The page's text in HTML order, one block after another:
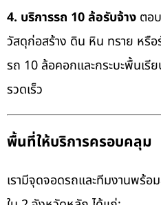
4. บริการรถ 10 ล้อรับจ้าง ตอ
วัสดุก่อสร้าง ดิน หิน ทราย หรือ
รถ 10 ล้อคอกและกระบะพื้นเ
รวดเร็ว
พื้นที่ให้บริการครอบคลุม
เรามีจุดจอดรถและทีมงานพร้